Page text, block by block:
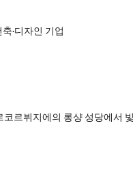
·디자인 기업
르뷔지에의 롱샹 성당에서